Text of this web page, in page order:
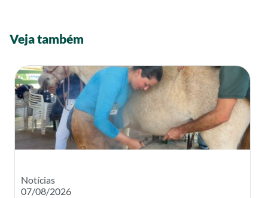
Veja também
Notícias
07/08/2026